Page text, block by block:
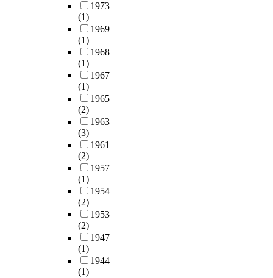
1973
(1)
1969
(1)
1968
(1)
1967
(1)
1965
(2)
1963
(3)
1961
(2)
1957
(1)
1954
(2)
1953
(2)
1947
(1)
1944
(1)